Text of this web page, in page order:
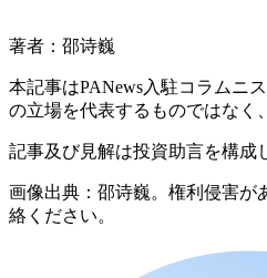
著者：邵诗巍
本記事はPANews入駐コラムニ
の立場を代表するものではなく
記事及び見解は投資助言を構成
画像出典：邵诗巍。権利侵害が
絡ください。